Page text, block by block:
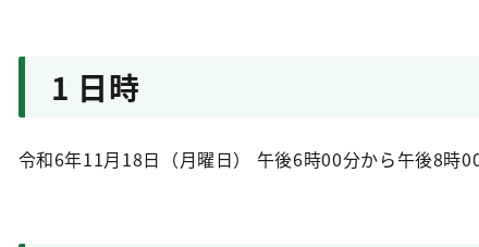
1 日時
令和6年11月18日（月曜日） 午後6時00分から午後8時